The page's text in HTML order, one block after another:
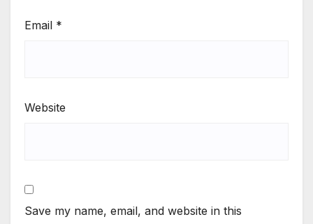
Email *
Website
Save my name, email, and website in this